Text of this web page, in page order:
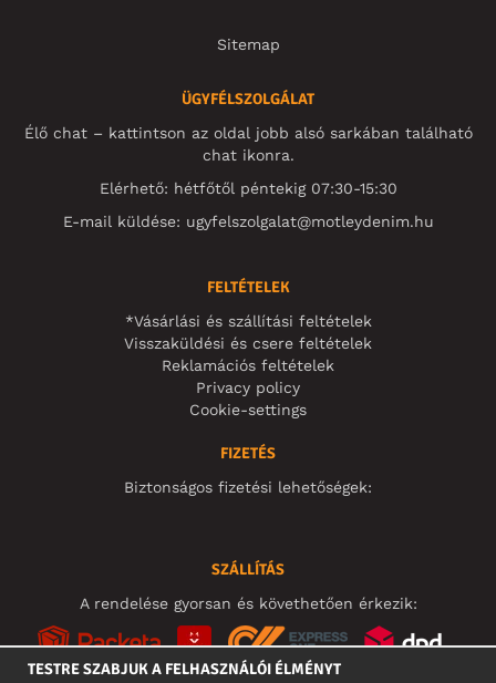
Sitemap
ÜGYFÉLSZOLGÁLAT
Élő chat – kattintson az oldal jobb alsó sarkában található
chat ikonra.
Elérhető: hétfőtől péntekig 07:30-15:30
E-mail küldése: ugyfelszolgalat@motleydenim.hu
FELTÉTELEK
*Vásárlási és szállítási feltételek
Visszaküldési és csere feltételek
Reklamációs feltételek
Privacy policy
Cookie-settings
FIZETÉS
Biztonságos fizetési lehetőségek:
SZÁLLÍTÁS
A rendelése gyorsan és követhetően érkezik:
TESTRE SZABJUK A FELHASZNÁLÓI ÉLMÉNYT